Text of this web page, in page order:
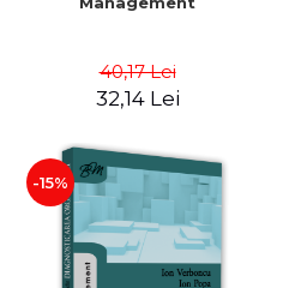
40,17 Lei
32,14 Lei
-15%